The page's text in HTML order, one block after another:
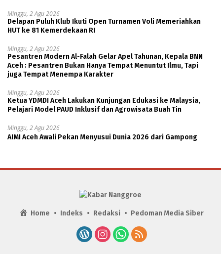
Minggu, 2 Agu 2026
Delapan Puluh Klub Ikuti Open Turnamen Voli Memeriahkan
HUT ke 81 Kemerdekaan RI
Minggu, 2 Agu 2026
Pesantren Modern Al-Falah Gelar Apel Tahunan, Kepala BNN
Aceh : Pesantren Bukan Hanya Tempat Menuntut Ilmu, Tapi
juga Tempat Menempa Karakter
Minggu, 2 Agu 2026
Ketua YDMDI Aceh Lakukan Kunjungan Edukasi ke Malaysia,
Pelajari Model PAUD Inklusif dan Agrowisata Buah Tin
Minggu, 2 Agu 2026
AIMI Aceh Awali Pekan Menyusui Dunia 2026 dari Gampong
Home Indeks Redaksi Pedoman Media Siber